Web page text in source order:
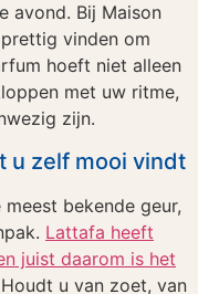
avond. Bij Maison
vinden om
hoeft niet alleen
met uw ritme,
zijn.
u zelf mooi vindt
bekende geur,
Lattafa heeft
juist daarom is het
Houdt u van zoet, van